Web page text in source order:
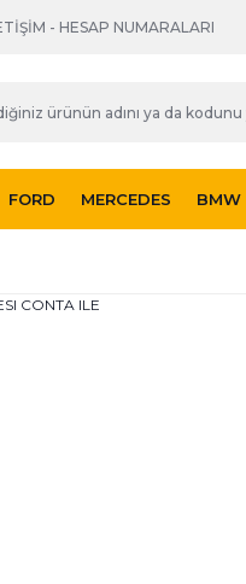
- HESAP NUMARALARI
FORD MERCEDES BMW